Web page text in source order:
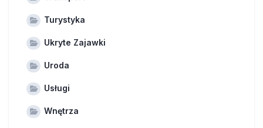
Turystyka
Ukryte Zajawki
Uroda
Usługi
Wnętrza